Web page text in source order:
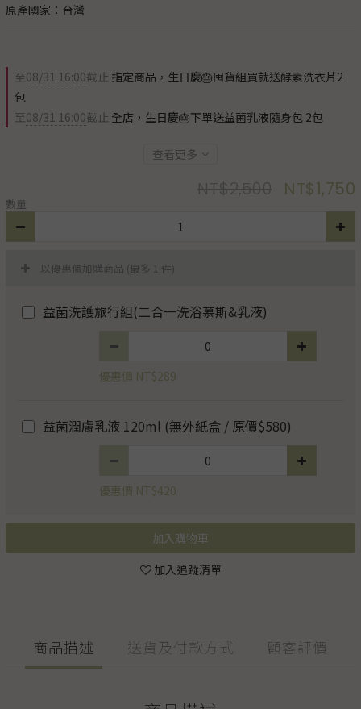
原產國家：台灣
至08/31 16:00截止 指定商品，生日慶🎂囤貨組買就送酵素洗衣片2
包
至08/31 16:00截止 全店，生日慶🎂下單送益菌乳液隨身包 2包
查看更多
NT$1,750
NT$2,500
數量
以優惠價加購商品 (最多 1 件)
益菌洗護旅行組(二合一洗浴慕斯&乳液)
優惠價 NT$289
益菌潤膚乳液 120ml (無外紙盒 / 原價$580)
優惠價 NT$420
加入購物車
加入追蹤清單
商品描述 送貨及付款方式 顧客評價